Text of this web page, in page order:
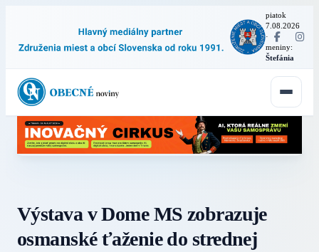
piatok
7.08.2026
·
meniny:
Štefánia
Výstava v Dome MS zobrazuje
osmanské ťaženie do strednej